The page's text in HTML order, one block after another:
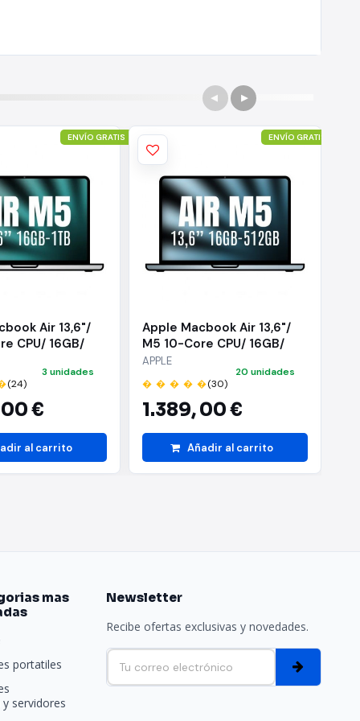
los núcleos de
energía. Ahí es
herramientas
es el trabajo
superior,
software más
al instante. Las
pueden
reserva de
El texto
te distraiga.
Air 13,6"/
CPU/ 16GB/
Core GPU/
(24)
00 €
3 unidades
al carrito
ENVÍO GRATIS
Apple Macbook Air 13,6"/
M5 10-Core CPU/ 16GB/
512GB SSD/ 8-Core GPU/
Azul
APPLE
� � � � �(30)
1.389,00 €
20 unidades
Añadir al carrito
ENVÍO GRATIS
mas
portatiles
servidores
Newsletter
Recibe ofertas exclusivas y novedades.